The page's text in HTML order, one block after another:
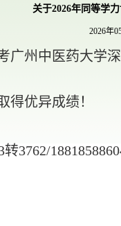
关于2026年同等学
2026年
广州中医药大学
得优异成绩！
转3762/